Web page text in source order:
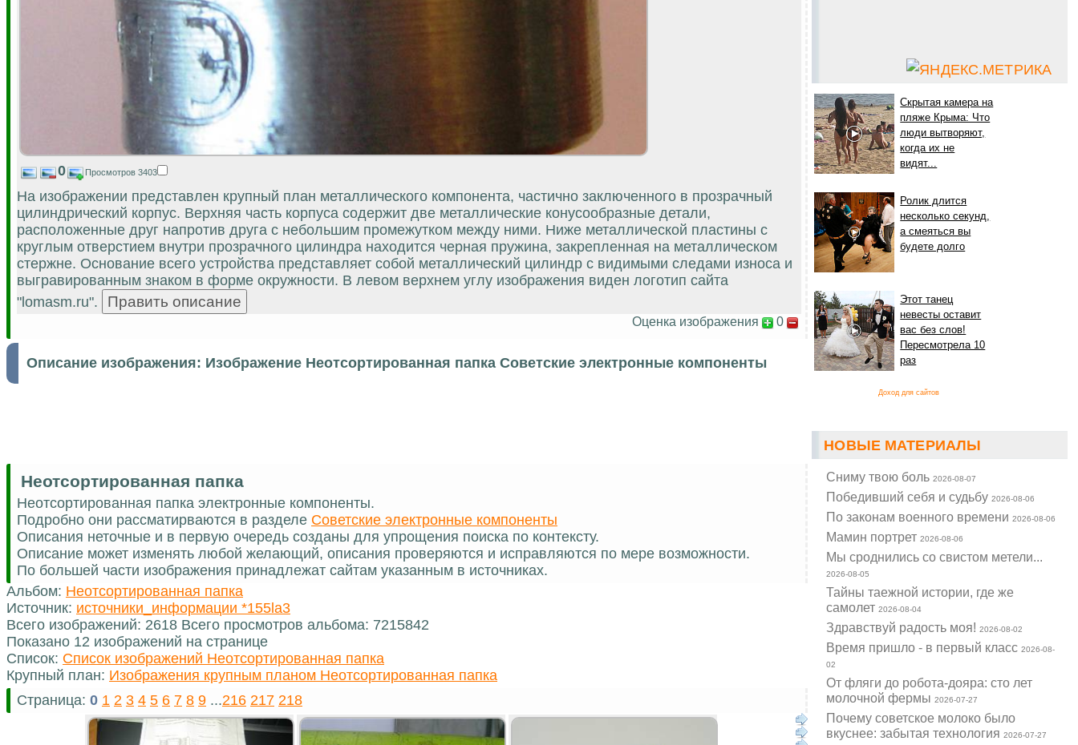
Скрытая камера на
пляже Крыма: Что
люди вытворяют,
когда их не
видят...
Ролик длится
несколько секунд,
а смеяться вы
будете долго
Этот танец
невесты оставит
вас без слов!
Пересмотрела 10
раз
Доход для сайтов
НОВЫЕ МАТЕРИАЛЫ
Cниму твою боль2026-08-07
Победивший себя и судьбу2026-08-06
По законам военного времени2026-08-06
Мамин портрет2026-08-06
Мы сроднились со свистом метели...
2026-08-05
Тайны таежной истории, где же
самолет2026-08-04
Здравствуй радость моя!2026-08-02
Время пришло - в первый класс2026-08-
02
От фляги до робота-дояра: сто лет
молочной фермы2026-07-27
Почему советское молоко было
вкуснее: забытая технология2026-07-27
0 Просмотров 3403
На изображении представлен крупный план металлического компонента, частично заключенного в прозрачный
цилиндрический корпус. Верхняя часть корпуса содержит две металлические конусообразные детали,
расположенные друг напротив друга с небольшим промежутком между ними. Ниже металлической пластины с
круглым отверстием внутри прозрачного цилиндра находится черная пружина, закрепленная на металлическом
стержне. Основание всего устройства представляет собой металлический цилиндр с видимыми следами износа и
выгравированным знаком в форме окружности. В левом верхнем углу изображения виден логотип сайта
"lomasm.ru".
Оценка изображения 0
Описание изображения: Изображение Неотсортированная папка Советские электронные компоненты
Неотсортированная папка
Неотсортированная папка электронные компоненты.
Подробно они рассматирваются в разделе Советские электронные компоненты
Описания неточные и в первую очередь созданы для упрощения поиска по контексту.
Описание может изменять любой желающий, описания проверяются и исправляются по мере возможности.
По большей части изображения принадлежат сайтам указанным в источниках.
Альбом: Неотсортированная папка
Источник: источники_информации *155la3
Всего изображений: 2618 Всего просмотров альбома: 7215842
Показано 12 изображений на странице
Список: Список изображений Неотсортированная папка
Крупный план: Изображения крупным планом Неотсортированная папка
Страница: 0 1 2 3 4 5 6 7 8 9 ...216 217 218